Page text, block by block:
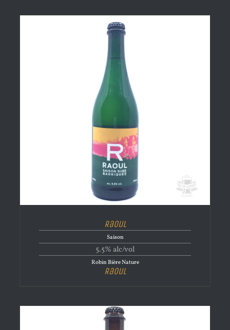
Raoul
Saison
5.5% alc/vol
Robin Bière Nature
Raoul